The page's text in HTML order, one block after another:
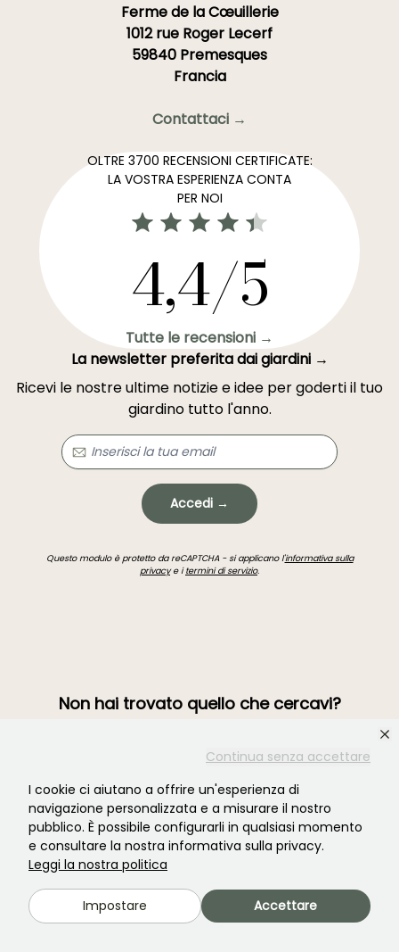
Continua senza accettare
I cookie ci aiutano a offrire un'esperienza di
navigazione personalizzata e a misurare il nostro
pubblico. È possibile configurarli in qualsiasi momento
e consultare la nostra informativa sulla privacy.
Leggi la nostra politica
Impostare Accettare
Ferme de la Cœuillerie
1012 rue Roger Lecerf
59840 Premesques
Francia
Contattaci →
OLTRE 3700 RECENSIONI CERTIFICATE:
LA VOSTRA ESPERIENZA CONTA
PER NOI
4,4/5
Tutte le recensioni →
La newsletter preferita dai giardini →
Ricevi le nostre ultime notizie e idee per goderti il tuo
giardino tutto l'anno.
Accedi →
Questo modulo è protetto da reCAPTCHA - si applicano l'informativa sulla
privacye itermini di servizio.
Non hai trovato quello che cercavi?
Unisciti alla comunità degli amanti delle piante!